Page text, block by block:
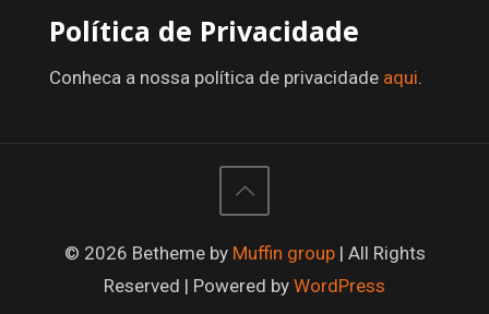
Política de Privacidade
Conheca a nossa política de privacidade aqui.
© 2026 Betheme by Muffin group| All Rights
Reserved | Powered by WordPress